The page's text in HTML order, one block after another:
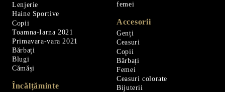
Lenjerie
Haine Sportive
Copii
Toamna-Iarna 2021
Primavara-vara 2021
Bărbați
Blugi
Cămăși
Încălțăminte
femei
Accesorii
Genți
Ceasuri
Copii
Bărbați
Femei
Ceasuri colorate
Bijuterii